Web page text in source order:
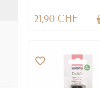
21,90 CHF
favorite_border